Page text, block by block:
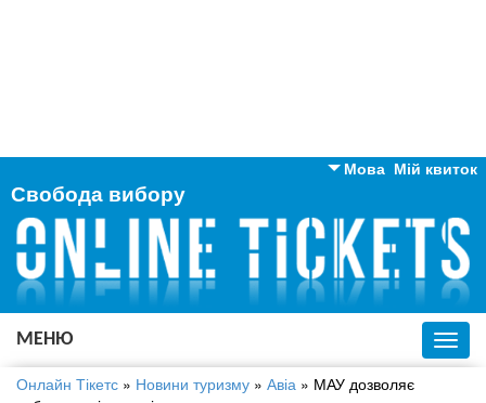
Мій квиток
Мова
Англійська
Російська
Українська
Свобода вибору
МЕНЮ
Онлайн Тікетс » Новини туризму » Авіа » МАУ дозволяє